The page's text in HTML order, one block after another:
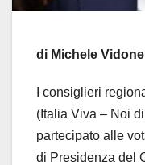
di Michele Vidone
I consiglieri
(Italia Viva – Noi
partecipato alle
di Presidenza del